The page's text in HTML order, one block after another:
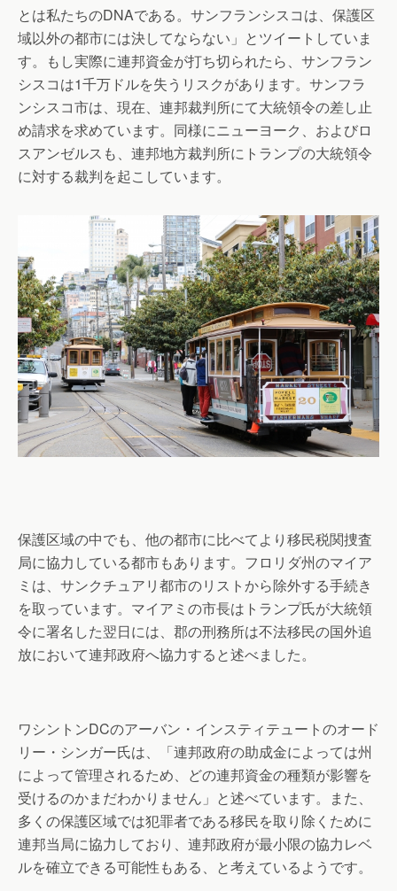
とは私たちのDNAである。サンフランシスコは、保護区
域以外の都市には決してならない」とツイートしていま
す。もし実際に連邦資金が打ち切られたら、サンフラン
シスコは1千万ドルを失うリスクがあります。サンフラ
ンシスコ市は、現在、連邦裁判所にて大統領令の差し止
め請求を求めています。同様にニューヨーク、およびロ
スアンゼルスも、連邦地方裁判所にトランプの大統領令
に対する裁判を起こしています。
保護区域の中でも、他の都市に比べてより移民税関捜査
局に協力している都市もあります。フロリダ州のマイア
ミは、サンクチュアリ都市のリストから除外する手続き
を取っています。マイアミの市長はトランプ氏が大統領
令に署名した翌日には、郡の刑務所は不法移民の国外追
放において連邦政府へ協力すると述べました。
ワシントンDCのアーバン・インスティテュートのオード
リー・シンガー氏は、「連邦政府の助成金によっては州
によって管理されるため、どの連邦資金の種類が影響を
受けるのかまだわかりません」と述べています。また、
多くの保護区域では犯罪者である移民を取り除くために
連邦当局に協力しており、連邦政府が最小限の協力レベ
ルを確立できる可能性もある、と考えているようです。